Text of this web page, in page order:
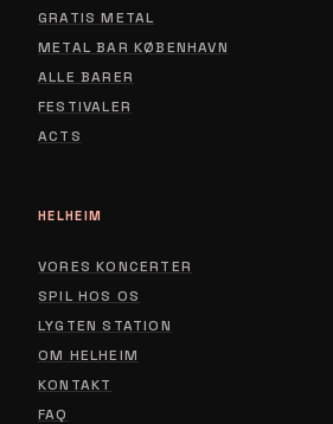
GRATIS METAL
METAL BAR KØBENHAVN
ALLE BARER
FESTIVALER
ACTS
HELHEIM
VORES KONCERTER
SPIL HOS OS
LYGTEN STATION
OM HELHEIM
KONTAKT
FAQ